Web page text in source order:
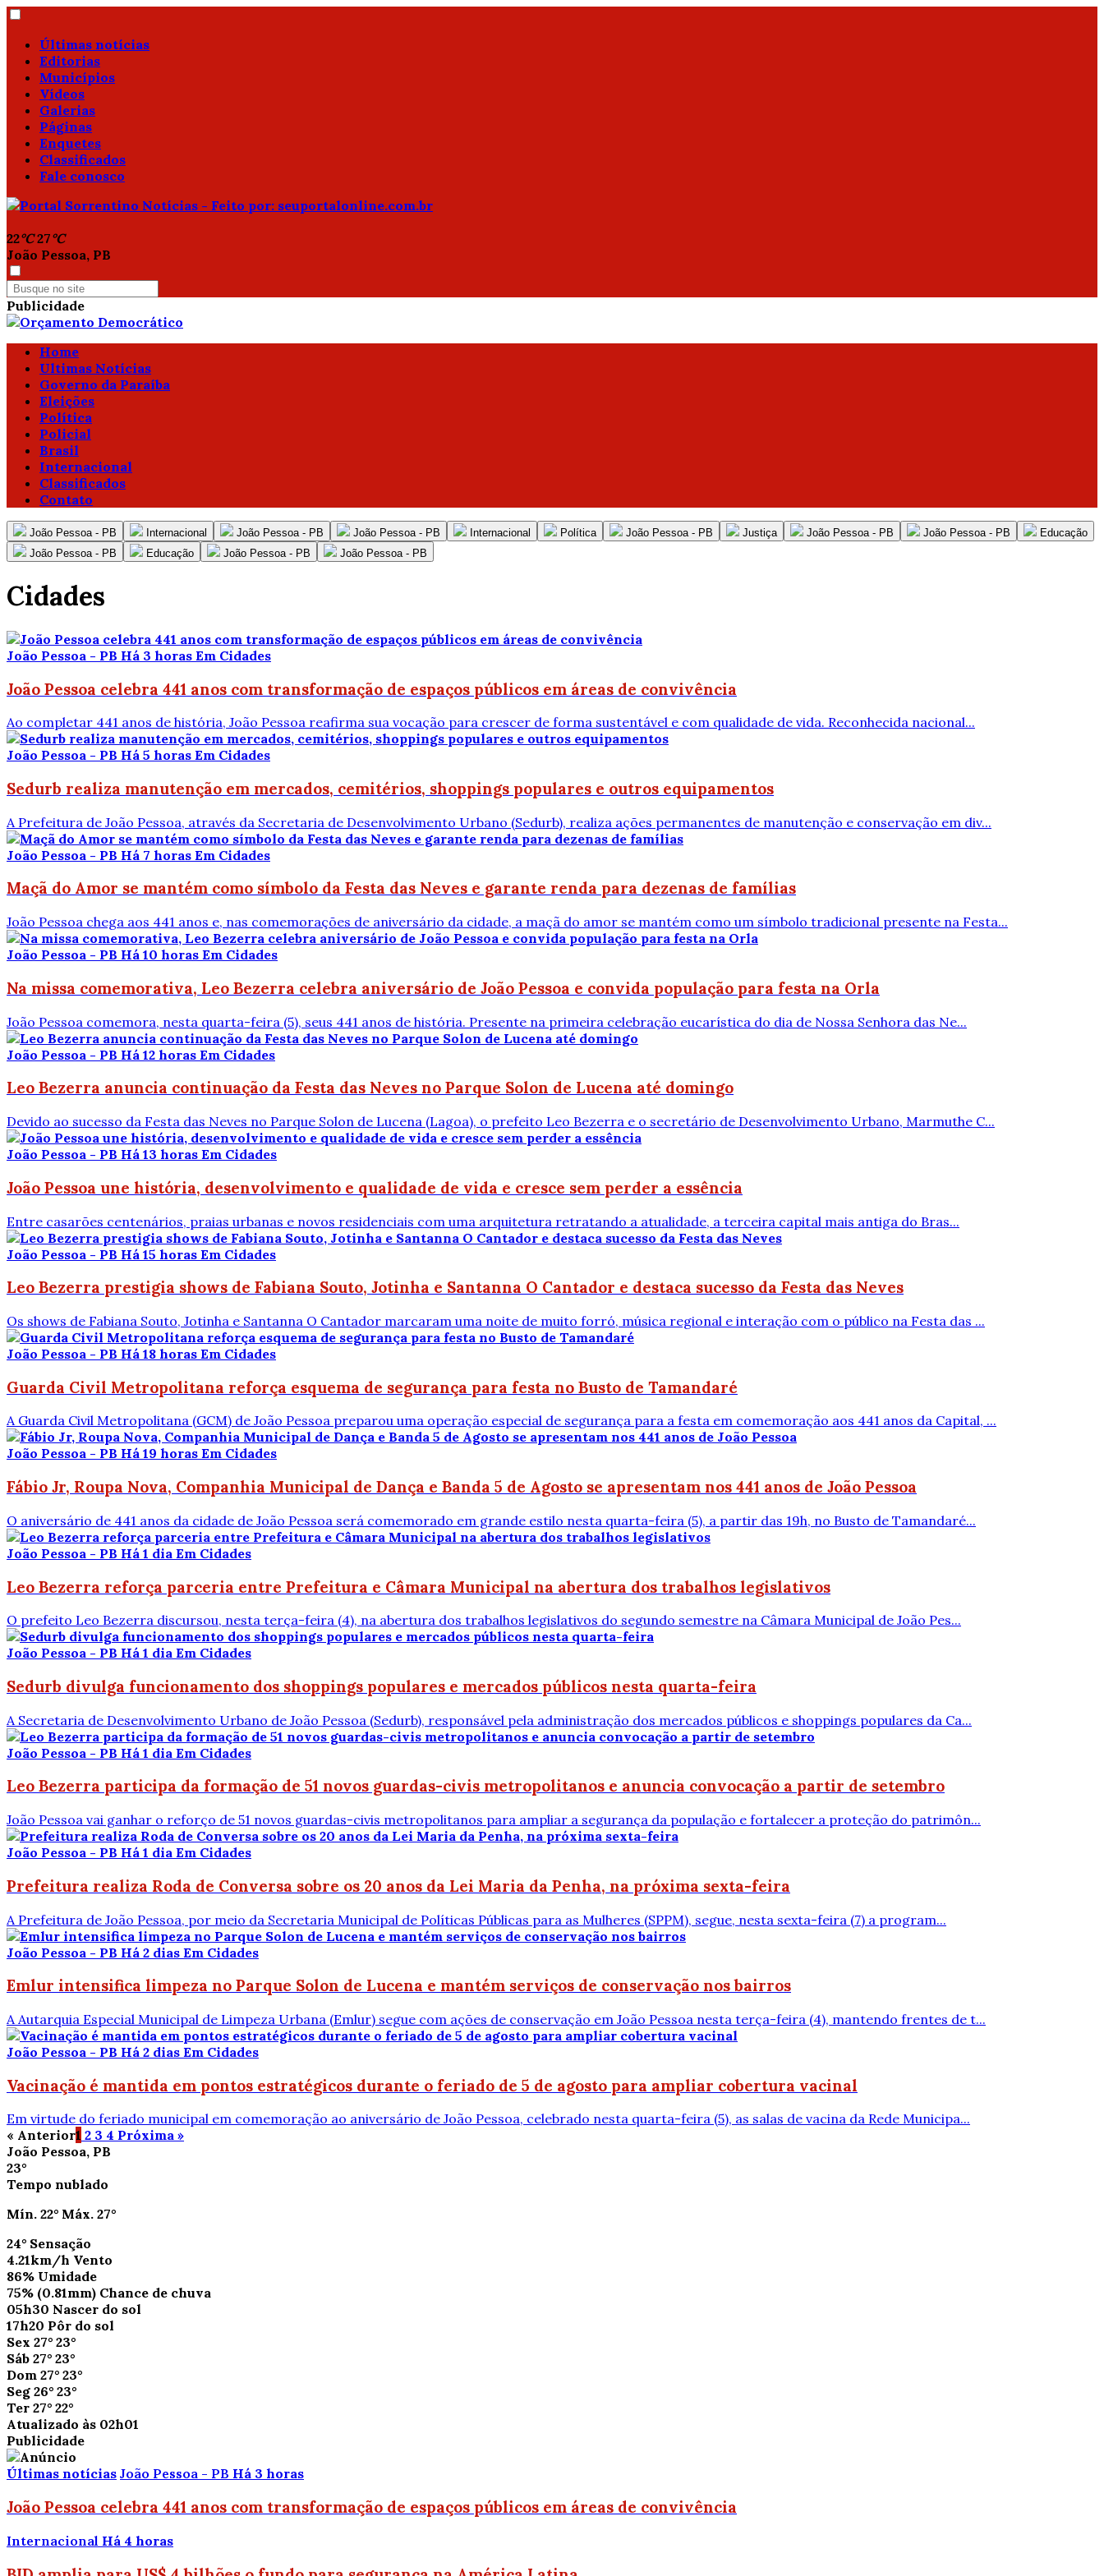
Últimas notícias
Editorias
Municípios
Vídeos
Galerias
Páginas
Enquetes
Classificados
Fale conosco
22°C 27°C
João Pessoa, PB
Publicidade
Home
Ultimas Notícias
Governo da Paraíba
Eleições
Política
Policial
Brasil
Internacional
Classificados
Contato
João Pessoa - PB Internacional João Pessoa - PB João Pessoa - PB Internacional Política João Pessoa - PB Justiça João Pessoa - PB João Pessoa - PB
Educação
João Pessoa - PB
Educação João Pessoa - PB João Pessoa - PB
Cidades
João Pessoa - PB Há 3 horas Em Cidades
João Pessoa celebra 441 anos com transformação de espaços públicos em áreas de convivência
Ao completar 441 anos de história, João Pessoa reafirma sua vocação para crescer de forma sustentável e com qualidade de vida. Reconhecida nacional...
João Pessoa - PB Há 5 horas Em Cidades
Sedurb realiza manutenção em mercados, cemitérios, shoppings populares e outros equipamentos
A Prefeitura de João Pessoa, através da Secretaria de Desenvolvimento Urbano (Sedurb), realiza ações permanentes de manutenção e conservação em div...
João Pessoa - PB Há 7 horas Em Cidades
Maçã do Amor se mantém como símbolo da Festa das Neves e garante renda para dezenas de famílias
João Pessoa chega aos 441 anos e, nas comemorações de aniversário da cidade, a maçã do amor se mantém como um símbolo tradicional presente na Festa...
João Pessoa - PB Há 10 horas Em Cidades
Na missa comemorativa, Leo Bezerra celebra aniversário de João Pessoa e convida população para festa na Orla
João Pessoa comemora, nesta quarta-feira (5), seus 441 anos de história. Presente na primeira celebração eucarística do dia de Nossa Senhora das Ne...
João Pessoa - PB Há 12 horas Em Cidades
Leo Bezerra anuncia continuação da Festa das Neves no Parque Solon de Lucena até domingo
Devido ao sucesso da Festa das Neves no Parque Solon de Lucena (Lagoa), o prefeito Leo Bezerra e o secretário de Desenvolvimento Urbano, Marmuthe C...
João Pessoa - PB Há 13 horas Em Cidades
João Pessoa une história, desenvolvimento e qualidade de vida e cresce sem perder a essência
Entre casarões centenários, praias urbanas e novos residenciais com uma arquitetura retratando a atualidade, a terceira capital mais antiga do Bras...
João Pessoa - PB Há 15 horas Em Cidades
Leo Bezerra prestigia shows de Fabiana Souto, Jotinha e Santanna O Cantador e destaca sucesso da Festa das Neves
Os shows de Fabiana Souto, Jotinha e Santanna O Cantador marcaram uma noite de muito forró, música regional e interação com o público na Festa das ...
João Pessoa - PB Há 18 horas Em Cidades
Guarda Civil Metropolitana reforça esquema de segurança para festa no Busto de Tamandaré
A Guarda Civil Metropolitana (GCM) de João Pessoa preparou uma operação especial de segurança para a festa em comemoração aos 441 anos da Capital, ...
João Pessoa - PB Há 19 horas Em Cidades
Fábio Jr, Roupa Nova, Companhia Municipal de Dança e Banda 5 de Agosto se apresentam nos 441 anos de João Pessoa
O aniversário de 441 anos da cidade de João Pessoa será comemorado em grande estilo nesta quarta-feira (5), a partir das 19h, no Busto de Tamandaré...
João Pessoa - PB Há 1 dia Em Cidades
Leo Bezerra reforça parceria entre Prefeitura e Câmara Municipal na abertura dos trabalhos legislativos
O prefeito Leo Bezerra discursou, nesta terça-feira (4), na abertura dos trabalhos legislativos do segundo semestre na Câmara Municipal de João Pes...
João Pessoa - PB Há 1 dia Em Cidades
Sedurb divulga funcionamento dos shoppings populares e mercados públicos nesta quarta-feira
A Secretaria de Desenvolvimento Urbano de João Pessoa (Sedurb), responsável pela administração dos mercados públicos e shoppings populares da Ca...
João Pessoa - PB Há 1 dia Em Cidades
Leo Bezerra participa da formação de 51 novos guardas-civis metropolitanos e anuncia convocação a partir de setembro
João Pessoa vai ganhar o reforço de 51 novos guardas-civis metropolitanos para ampliar a segurança da população e fortalecer a proteção do patrimôn...
João Pessoa - PB Há 1 dia Em Cidades
Prefeitura realiza Roda de Conversa sobre os 20 anos da Lei Maria da Penha, na próxima sexta-feira
A Prefeitura de João Pessoa, por meio da Secretaria Municipal de Políticas Públicas para as Mulheres (SPPM), segue, nesta sexta-feira (7) a program...
João Pessoa - PB Há 2 dias Em Cidades
Emlur intensifica limpeza no Parque Solon de Lucena e mantém serviços de conservação nos bairros
A Autarquia Especial Municipal de Limpeza Urbana (Emlur) segue com ações de conservação em João Pessoa nesta terça-feira (4), mantendo frentes de t...
João Pessoa - PB Há 2 dias Em Cidades
Vacinação é mantida em pontos estratégicos durante o feriado de 5 de agosto para ampliar cobertura vacinal
Em virtude do feriado municipal em comemoração ao aniversário de João Pessoa, celebrado nesta quarta-feira (5), as salas de vacina da Rede Municipa...
« Anterior1 2 3 4 Próxima »
João Pessoa, PB
23°
Tempo nublado
Mín. 22° Máx. 27°
24° Sensação
4.21km/h Vento
86% Umidade
75% (0.81mm) Chance de chuva
05h30 Nascer do sol
17h20 Pôr do sol
Sex 27° 23°
Sáb 27° 23°
Dom 27° 23°
Seg 26° 23°
Ter 27° 22°
Atualizado às 02h01
Publicidade
Últimas notícias João Pessoa - PB Há 3 horas
João Pessoa celebra 441 anos com transformação de espaços públicos em áreas de convivência
Internacional Há 4 horas